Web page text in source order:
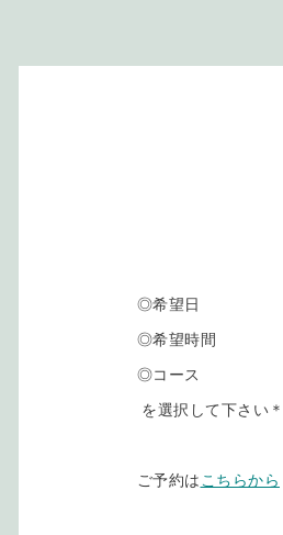
◎希望日
◎希望時間
◎コース
を選択して下さい＊
ご予約は こちらから